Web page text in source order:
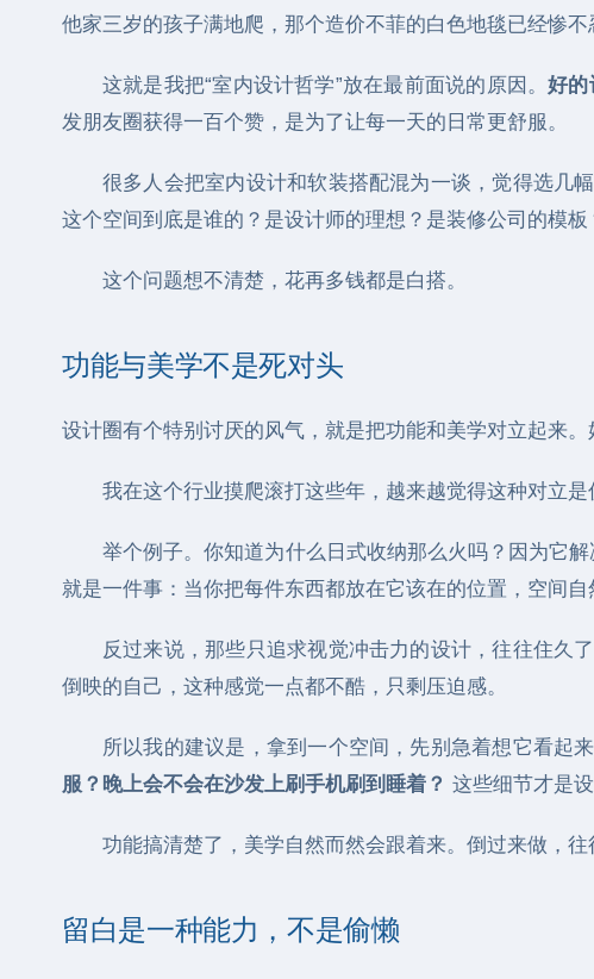
他家三岁的孩子满地爬，那个造价不菲的白色地毯已经惨
这就是我把“室内设计哲学”放在最前面说的原因。好的
发朋友圈获得一百个赞，是为了让每一天的日常更舒服。
很多人会把室内设计和软装搭配混为一谈，觉得选几
这个空间到底是谁的？是设计师的理想？是装修公司的模
这个问题想不清楚，花再多钱都是白搭。
功能与美学不是死对头
设计圈有个特别讨厌的风气，就是把功能和美学对立起来
我在这个行业摸爬滚打这些年，越来越觉得这种对立是
举个例子。你知道为什么日式收纳那么火吗？因为它
就是一件事：当你把每件东西都放在它该在的位置，空间自
反过来说，那些只追求视觉冲击力的设计，往往住久
倒映的自己，这种感觉一点都不酷，只剩压迫感。
所以我的建议是，拿到一个空间，先别急着想它看起
服？晚上会不会在沙发上刷手机刷到睡着？ 这些细节才是设
功能搞清楚了，美学自然而然会跟着来。倒过来做，往
留白是一种能力，不是偷懒